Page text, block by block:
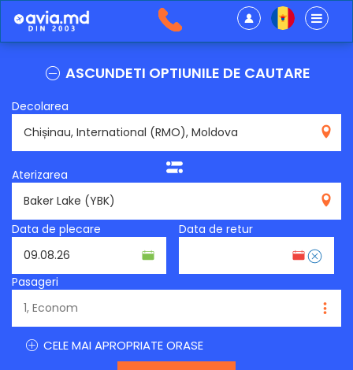
ASCUNDETI OPTIUNILE DE CAUTARE
Decolarea
Aterizarea
Data de plecare
Data de retur
Pasageri
CELE MAI APROPRIATE ORASE